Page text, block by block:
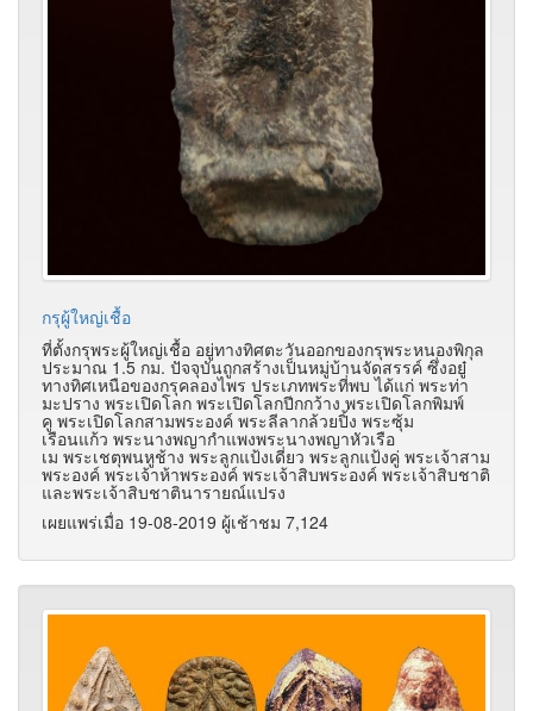
กรุผู้ใหญ่เชื้อ
ที่ตั้งกรุพระผู้ใหญ่เชื้อ อยู่ทางทิศตะวันออกของกรุพระหนองพิกุล
ประมาณ 1.5 กม. ปัจจุบันถูกสร้างเป็นหมู่บ้านจัดสรรค์ ซึ่งอยู๋
ทางทิศเหนือของกรุคลองไพร ประเภทพระที่พบ ได้แก่ พระท่า
มะปราง พระเปิดโลก พระเปิดโลกปีกกว้าง พระเปิดโลกพิมพ์
คู พระเปิดโลกสามพระองค์ พระลีลากล้วยปิ้ง พระซุ้ม
เรือนแก้ว พระนางพญากำแพงพระนางพญาหัวเรือ
เม พระเชตุพนหูช้าง พระลูกแป้งเดี่ยว พระลูกแป้งคู่ พระเจ้าสาม
พระองค์ พระเจ้าห้าพระองค์ พระเจ้าสิบพระองค์ พระเจ้าสิบชาติ
และพระเจ้าสิบชาตินารายณ์แปรง
เผยแพร่เมื่อ 19-08-2019 ผู้เช้าชม 7,124